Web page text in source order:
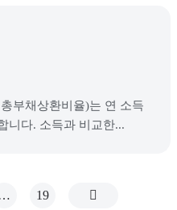
부채상환비율)는 연 소득
니다. 소득과 비교한...
19